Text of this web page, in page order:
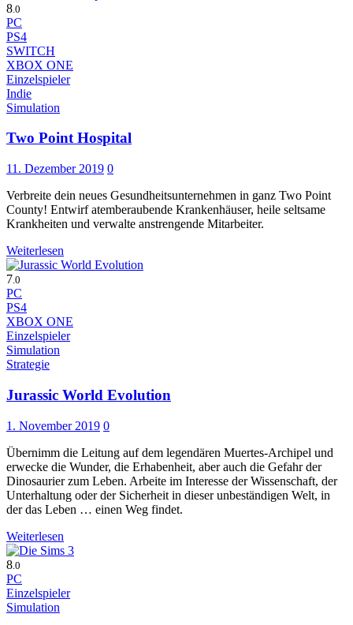
8 .0
PC
PS4
SWITCH
XBOX ONE
Einzelspieler
Indie
Simulation
Two Point Hospital
11. Dezember 2019 0
Verbreite dein neues Gesundheitsunternehmen in ganz Two Point
County! Entwirf atemberaubende Krankenhäuser, heile seltsame
Krankheiten und verwalte anstrengende Mitarbeiter.
Weiterlesen
7.0
PC
PS4
XBOX ONE
Einzelspieler
Simulation
Strategie
Jurassic World Evolution
1. November 2019 0
Übernimm die Leitung auf dem legendären Muertes-Archipel und
erwecke die Wunder, die Erhabenheit, aber auch die Gefahr der
Dinosaurier zum Leben. Arbeite im Interesse der Wissenschaft, der
Unterhaltung oder der Sicherheit in dieser unbeständigen Welt, in
der das Leben … einen Weg findet.
Weiterlesen
8 .0
PC
Einzelspieler
Simulation